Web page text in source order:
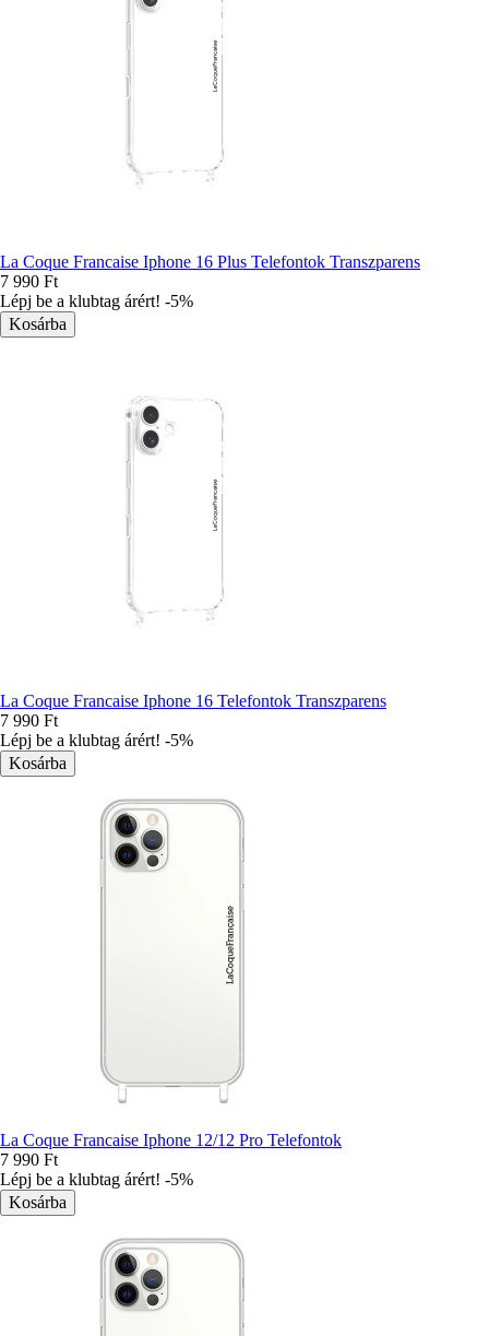
La Coque Francaise Iphone 16 Plus Telefontok Transzparens
7 990 Ft
Lépj be a klubtag árért! -5%
La Coque Francaise Iphone 16 Telefontok Transzparens
7 990 Ft
Lépj be a klubtag árért! -5%
La Coque Francaise Iphone 12/12 Pro Telefontok
7 990 Ft
Lépj be a klubtag árért! -5%